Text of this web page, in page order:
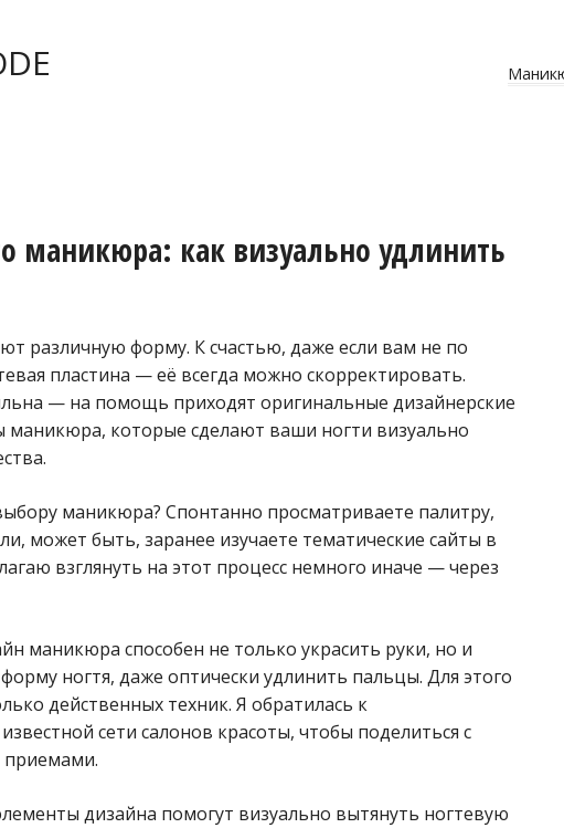
маникюра: как визуально удлинить
различную форму. К счастью, даже если вам не по
пластина — её всегда можно скорректировать.
— на помощь приходят оригинальные дизайнерские
маникюра, которые сделают ваши ногти визуально
маникюра? Спонтанно просматриваете палитру,
может быть, заранее изучаете тематические сайты в
взглянуть на этот процесс немного иначе — через
маникюра способен не только украсить руки, но и
ногтя, даже оптически удлинить пальцы. Для этого
действенных техник. Я обратилась к
сети салонов красоты, чтобы поделиться с
дизайна помогут визуально вытянуть ногтевую